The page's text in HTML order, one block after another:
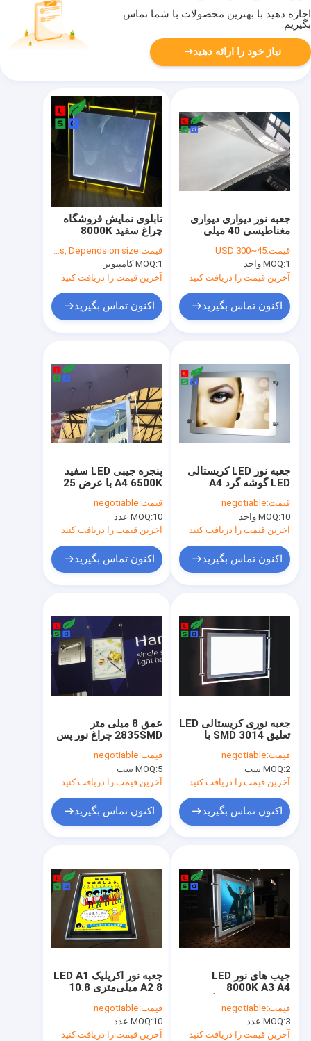
درباره ما
کنترل کیفیت
با ما تماس بگیرید
درخواست نقل قول
نمایشگر LED فروشگاه
علامت تیغه LED
علامت نامه کانال LED
قاب لایت باکس پارچه ای
صفحه راهنمای نور LED
اجازه دهید با بهترین محصولات با شما تماس
بگیریم.
نیاز خود را ارائه دهید
تابلوی نمایش فروشگاه
چراغ سفید 8000K
Light Box
قیمت:USD 40~500/ Pcs, Depends on size
MOQ:1 کامپیوتر
آخرین قیمت را دریافت کنید
اکنون تماس بگیرید
جعبه نور دیواری دیواری
مغناطیسی 40 میلی
قیمت:45~300 USD
MOQ:1 واحد
آخرین قیمت را دریافت کنید
اکنون تماس بگیرید
پنجره جیبی LED سفید
A4 6500K با عرض 25
قیمت:negotiable
MOQ:10 عدد
آخرین قیمت را دریافت کنید
اکنون تماس بگیرید
جعبه نور LED کریستالی
LED گوشه گرد A4
آویز سیم
قیمت:negotiable
MOQ:10 واحد
آخرین قیمت را دریافت کنید
اکنون تماس بگیرید
عمق 8 میلی متر
2835SMD چراغ نور پس
تایید CE
قیمت:negotiable
MOQ:5 ست
آخرین قیمت را دریافت کنید
اکنون تماس بگیرید
جعبه نوری کریستالی LED
تعلیق 3014 SMD با
برای نمایش پوستر پنجره
قیمت:negotiable
MOQ:2 ست
آخرین قیمت را دریافت کنید
اکنون تماس بگیرید
جعبه نور اکریلیک LED A1
A2 8 میلی‌متری 10.8
نمایش پوستر فروشگاه
قیمت:negotiable
MOQ:10 عدد
آخرین قیمت را دریافت کنید
جیب های نور LED
8000K A3 A4
پنجره LED Estate
Agent
قیمت:negotiable
MOQ:3 عدد
آخرین قیمت را دریافت کنید